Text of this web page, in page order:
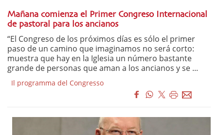
Mañana comienza el Primer Congreso Internacional
de pastoral para los ancianos
“El Congreso de los próximos días es sólo el primer
paso de un camino que imaginamos no será corto:
muestra que hay en la Iglesia un número bastante
grande de personas que aman a los ancianos y se ...
Il programma del Congresso